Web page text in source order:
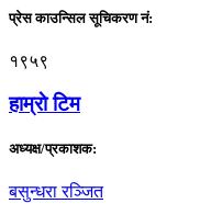
प्रेस काउन्सिल सूचिकरण नं:
१९५९
हाम्राे टिम
अध्यक्ष/प्रकाशक:
बसुन्धरा रञ्जित